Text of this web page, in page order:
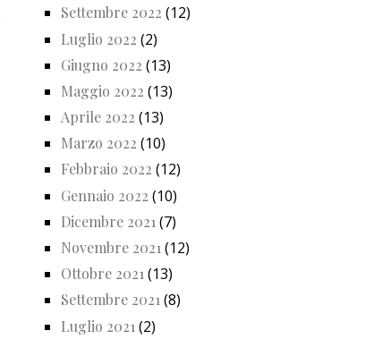
Settembre 2022 (12)
Luglio 2022 (2)
Giugno 2022 (13)
Maggio 2022 (13)
Aprile 2022 (13)
Marzo 2022 (10)
Febbraio 2022 (12)
Gennaio 2022 (10)
Dicembre 2021 (7)
Novembre 2021 (12)
Ottobre 2021(13)
Settembre 2021(8)
Luglio 2021 (2)